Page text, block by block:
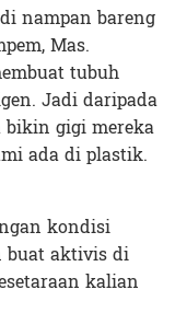
nampan bareng
Mas.
tubuh
Jadi daripada
gigi mereka
ada di plastik.
kondisi
buat aktivis di
kalian